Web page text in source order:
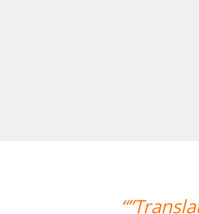
my expectations.